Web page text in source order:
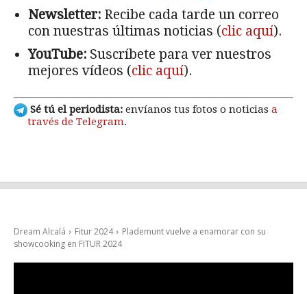
Newsletter: Recibe cada tarde un correo
con nuestras últimas noticias (clic aquí).
YouTube: Suscríbete para ver nuestros
mejores vídeos (clic aquí).
Sé tú el periodista: envíanos tus fotos o noticias a
través de Telegram.